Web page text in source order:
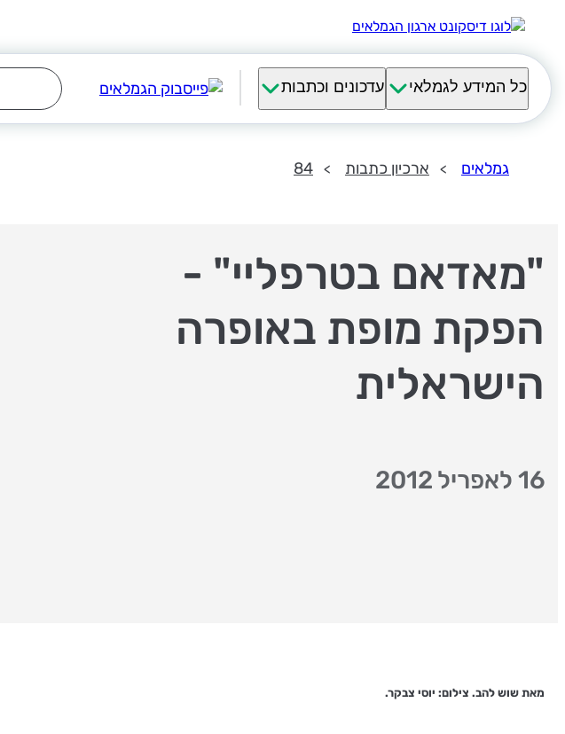
כל המידע לגמלאי עדכונים וכתבות
גמלאים ארכיון כתבות 84
"מאדאם בטרפליי" -
הפקת מופת באופרה
הישראלית
16 לאפריל 2012
מאת שוש להב. צילום: יוסי צבקר.